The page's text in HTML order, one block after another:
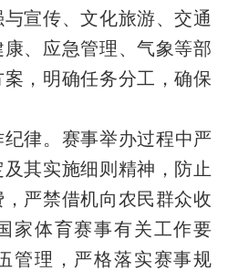
与宣传、文化旅游、交通
、应急管理、气象等部
，明确任务分工，确保
律。 赛事举办过程中严
及其实施细则 精神，防止
严禁借机向农民群众收
家体育赛事有关工作要
管理，严格落实赛事规